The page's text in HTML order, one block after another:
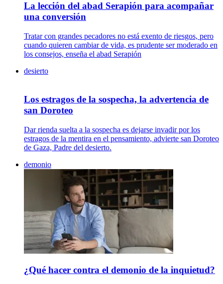
La lección del abad Serapión para acompañar
una conversión
Tratar con grandes pecadores no está exento de riesgos, pero
cuando quieren cambiar de vida, es prudente ser moderado en
los consejos, enseña el abad Serapión
desierto
Los estragos de la sospecha, la advertencia de
san Doroteo
Dar rienda suelta a la sospecha es dejarse invadir por los
estragos de la mentira en el pensamiento, advierte san Doroteo
de Gaza, Padre del desierto.
demonio
¿Qué hacer contra el demonio de la inquietud?